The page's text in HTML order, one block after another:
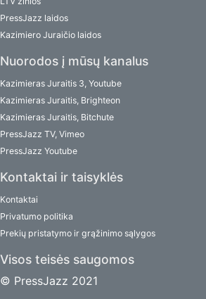
PressJazz laidos
Kazimiero Juraičio laidos
Nuorodos į mūsų kanalus
Kazimieras Juraitis 3, Youtube
Kazimieras Juraitis, Brighteon
Kazimieras Juraitis, Bitchute
PressJazz TV, Vimeo
PressJazz Youtube
Kontaktai ir taisyklės
Kontaktai
Privatumo politika
Prekių pristatymo ir grąžinimo sąlygos
Visos teisės saugomos
© PressJazz 2021